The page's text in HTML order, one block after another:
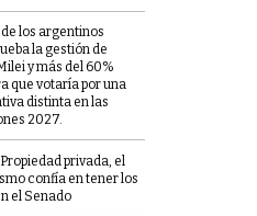
de los argentinos
la gestión de
y más del 60%
que votaría por una
distinta en las
2027.
privada, el
confía en tener los
el Senado